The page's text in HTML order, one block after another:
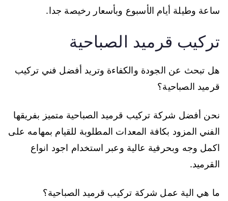
ساعة وطيلة أيام الأسبوع وبأسعار رخيصة جدا.
تركيب قرميد الصباحية
هل تبحث عن الجودة والكفاءة وتريد أفضل فني تركيب
قرميد الصباحية؟
نحن أفضل شركة تركيب قرميد الصباحية متميز بفريقها
الفني المزود بكافة المعدات المطلوبة للقيام بمهامه على
اكمل وجه وبحرفية عالية وعبر استخدام اجود انواع
القرميد.
ما هي الية عمل شركة تركيب قرميد الصباحية؟